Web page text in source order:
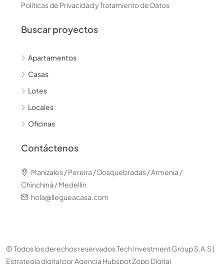
Políticas de Privacidad y Tratamiento de Datos
Buscar proyectos
Apartamentos
Casas
Lotes
Locales
Oficinas
Contáctenos
Manizales / Pereira / Dosquebradas / Armenia /
Chinchiná / Medellín
hola@llegueacasa.com
© Todos los derechos reservados Tech Investment Group S.A.S |
Estrategia digital porAgencia Hubspot Zopp Digital